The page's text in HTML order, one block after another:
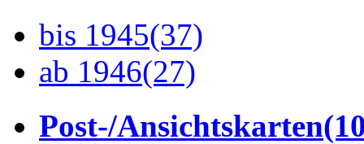
bis 1945(37)
ab 1946(27)
Post-/Ansichtskarten